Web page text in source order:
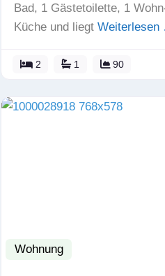
Bad, 1 Gästetoilette, 1
Küche und liegt
2 1 90
Wohnung